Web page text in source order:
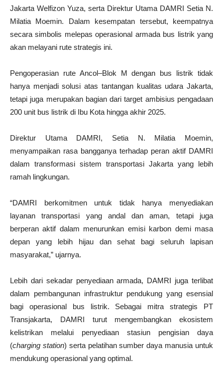
Jakarta Welfizon Yuza, serta Direktur Utama DAMRI Setia N.
Milatia Moemin. Dalam kesempatan tersebut, keempatnya
secara simbolis melepas operasional armada bus listrik yang
akan melayani rute strategis ini.
Pengoperasian rute Ancol–Blok M dengan bus listrik tidak
hanya menjadi solusi atas tantangan kualitas udara Jakarta,
tetapi juga merupakan bagian dari target ambisius pengadaan
200 unit bus listrik di Ibu Kota hingga akhir 2025.
Direktur Utama DAMRI, Setia N. Milatia Moemin,
menyampaikan rasa bangganya terhadap peran aktif DAMRI
dalam transformasi sistem transportasi Jakarta yang lebih
ramah lingkungan.
“DAMRI berkomitmen untuk tidak hanya menyediakan
layanan transportasi yang andal dan aman, tetapi juga
berperan aktif dalam menurunkan emisi karbon demi masa
depan yang lebih hijau dan sehat bagi seluruh lapisan
masyarakat,” ujarnya.
Lebih dari sekadar penyediaan armada, DAMRI juga terlibat
dalam pembangunan infrastruktur pendukung yang esensial
bagi operasional bus listrik. Sebagai mitra strategis PT
Transjakarta, DAMRI turut mengembangkan ekosistem
kelistrikan melalui penyediaan stasiun pengisian daya
(charging station) serta pelatihan sumber daya manusia untuk
mendukung operasional yang optimal.